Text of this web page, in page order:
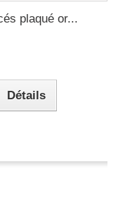
plaqué or...
Détails